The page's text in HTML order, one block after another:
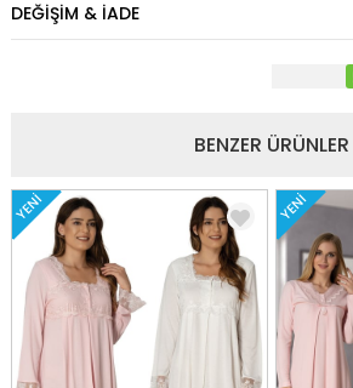
DEĞIŞIM & İADE
BENZER ÜRÜNLER
YENI YENI